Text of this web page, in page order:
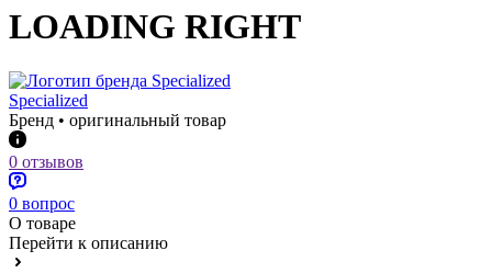
LOADING RIGHT
Specialized
Бренд • оригинальный товар
0 отзывов
0 вопрос
О товаре
Перейти к описанию